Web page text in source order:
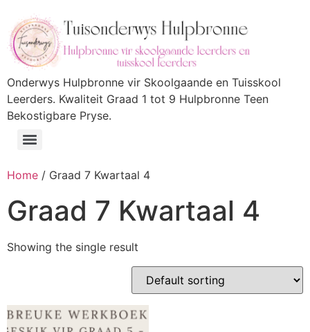
Onderwys Hulpbronne vir Skoolgaande en Tuisskool
Leerders. Kwaliteit Graad 1 tot 9 Hulpbronne Teen
Bekostigbare Pryse.
Home / Graad 7 Kwartaal 4
Graad 7 Kwartaal 4
Showing the single result